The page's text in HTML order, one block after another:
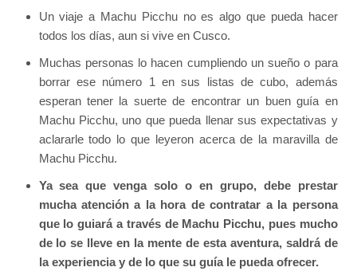
Un viaje a Machu Picchu no es algo que pueda hacer
todos los días, aun si vive en Cusco.
Muchas personas lo hacen cumpliendo un sueño o para
borrar ese número 1 en sus listas de cubo, además
esperan tener la suerte de encontrar un buen guía en
Machu Picchu, uno que pueda llenar sus expectativas y
aclararle todo lo que leyeron acerca de la maravilla de
Machu Picchu.
Ya sea que venga solo o en grupo, debe prestar
mucha atención a la hora de contratar a la persona
que lo guiará a través de Machu Picchu, pues mucho
de lo se lleve en la mente de esta aventura, saldrá de
la experiencia y de lo que su guía le pueda ofrecer.